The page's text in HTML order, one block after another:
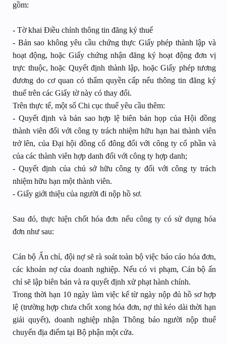
gồm:
- Tờ khai Điều chỉnh thông tin đăng ký thuế
- Bản sao không yêu cầu chứng thực Giấy phép thành lập và
hoạt động, hoặc Giấy chứng nhận đăng ký hoạt động đơn vị
trực thuộc, hoặc Quyết định thành lập, hoặc Giấy phép tương
đương do cơ quan có thẩm quyền cấp nếu thông tin đăng ký
thuế trên các Giấy tờ này có thay đổi.
Trên thực tế, một số Chi cục thuế yêu cầu thêm:
- Quyết định và bản sao hợp lệ biên bản họp của Hội đồng
thành viên đối với công ty trách nhiệm hữu hạn hai thành viên
trở lên, của Đại hội đồng cổ đông đối với công ty cổ phần và
của các thành viên hợp danh đối với công ty hợp danh;
- Quyết định của chủ sở hữu công ty đối với công ty trách
nhiệm hữu hạn một thành viên.
- Giấy giới thiệu của người đi nộp hồ sơ.
Sau đó, thực hiện chốt hóa đơn nếu công ty có sử dụng hóa
đơn như sau:
Cán bộ Ấn chỉ, đội nợ sẽ rà soát toàn bộ việc báo cáo hóa đơn,
các khoản nợ của doanh nghiệp. Nếu có vi phạm, Cán bộ ấn
chỉ sẽ lập biên bản và ra quyết định xử phạt hành chính.
Trong thời hạn 10 ngày làm việc kể từ ngày nộp đủ hồ sơ hợp
lệ (trường hợp chưa chốt xong hóa đơn, nợ thì kéo dài thời hạn
giải quyết), doanh nghiệp nhận Thông báo người nộp thuế
chuyển địa điểm tại Bộ phận một cửa.